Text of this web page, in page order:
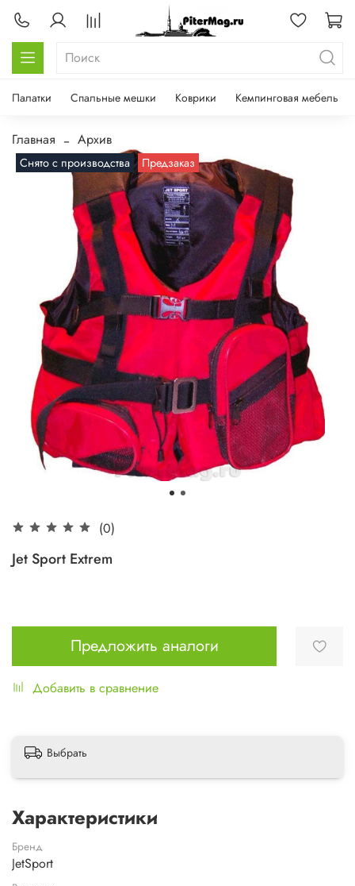
Палатки Спальные мешки Коврики Кемпинговая мебель
Главная Архив
Снято с производства Предзаказ
(0)
Jet Sport Extrem
Предложить аналоги
Добавить в сравнение
Выбрать
Характеристики
Бренд
JetSport